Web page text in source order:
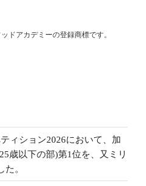
ドアカデミーの登録商標です。
ィション2026において、加
歳以下の部)第1位を、又ミリ
。